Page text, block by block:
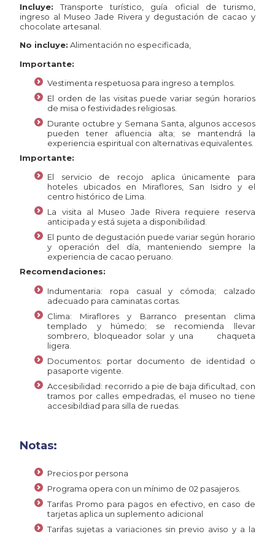
Incluye: Transporte turístico, guía oficial de turismo,
ingreso al Museo Jade Rivera y degustación de cacao y
chocolate artesanal.
No incluye: Alimentación no especificada,
Importante:
Vestimenta respetuosa para ingreso a templos.
El orden de las visitas puede variar según horarios
de misa o festividades religiosas.
Durante octubre y Semana Santa, algunos accesos
pueden tener afluencia alta; se mantendrá la
experiencia espiritual con alternativas equivalentes.
Importante:
El servicio de recojo aplica únicamente para
hoteles ubicados en Miraflores, San Isidro y el
centro histórico de Lima.
La visita al Museo Jade Rivera requiere reserva
anticipada y está sujeta a disponibilidad.
El punto de degustación puede variar según horario
y operación del día, manteniendo siempre la
experiencia de cacao peruano.
Recomendaciones:
Indumentaria: ropa casual y cómoda; calzado
adecuado para caminatas cortas.
Clima: Miraflores y Barranco presentan clima
templado y húmedo; se recomienda llevar
sombrero, bloqueador solar y una chaqueta
ligera.
Documentos: portar documento de identidad o
pasaporte vigente.
Accesibilidad: recorrido a pie de baja dificultad, con
tramos por calles empedradas, el museo no tiene
accesibildiad para silla de ruedas.
Notas:
Precios por persona
Programa opera con un mínimo de 02 pasajeros.
Tarifas Promo para pagos en efectivo, en caso de
tarjetas aplica un suplemento adicional
Tarifas sujetas a variaciones sin previo aviso y a la